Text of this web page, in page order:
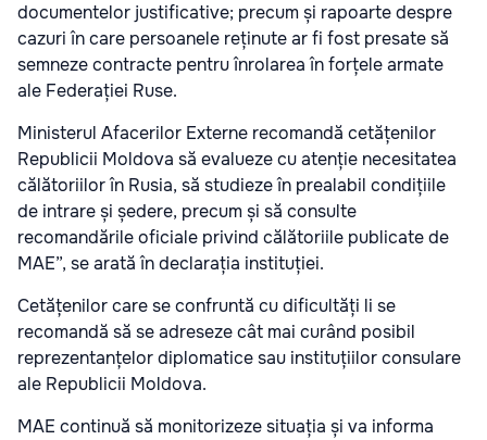
documentelor justificative; precum și rapoarte despre
cazuri în care persoanele reținute ar fi fost presate să
semneze contracte pentru înrolarea în forțele armate
ale Federației Ruse.
Ministerul Afacerilor Externe recomandă cetățenilor
Republicii Moldova să evalueze cu atenție necesitatea
călătoriilor în Rusia, să studieze în prealabil condițiile
de intrare și ședere, precum și să consulte
recomandările oficiale privind călătoriile publicate de
MAE”, se arată în declarația instituției.
Cetățenilor care se confruntă cu dificultăți li se
recomandă să se adreseze cât mai curând posibil
reprezentanțelor diplomatice sau instituțiilor consulare
ale Republicii Moldova.
MAE continuă să monitorizeze situația și va informa